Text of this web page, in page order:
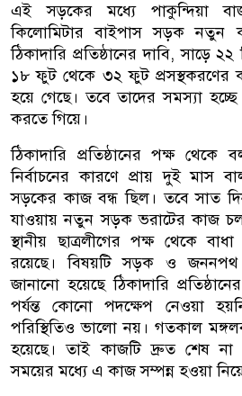
এই সড়কের মধ্যে পাকুন্দিয়া
কিলোমিটার বাইপাস সড়ক নতুন
ঠিকাদারি প্রতিষ্ঠানের দাবি, সাড়ে
১৮ ফুট থেকে ৩২ ফুট প্রসস্থকরণের
হয়ে গেছে। তবে তাদের সমস্যা
করতে গিয়ে।
ঠিকাদারি প্রতিষ্ঠানের পক্ষ
নির্বাচনের কারণে প্রায় দুই মাস
সড়কের কাজ বন্ধ ছিল। তবে সাত
যাওয়ায় নতুন সড়ক ভরাটের কাজ
স্থানীয় ছাত্রলীগের পক্ষ থেকে
রয়েছে। বিষয়টি সড়ক ও জননপথ
জানানো হয়েছে ঠিকাদারি
পর্যন্ত কোনো পদক্ষেপ নেওয়া
পরিস্থিতিও ভালো নয়। গতকাল
হয়েছে। তাই কাজটি দ্রুত শেষ না
সময়ের মধ্যে এ কাজ সম্পন্ন হওয়া নিয়ে